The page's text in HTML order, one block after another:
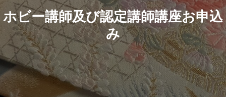
押ホビー講師及び認定講師講座お申込
み